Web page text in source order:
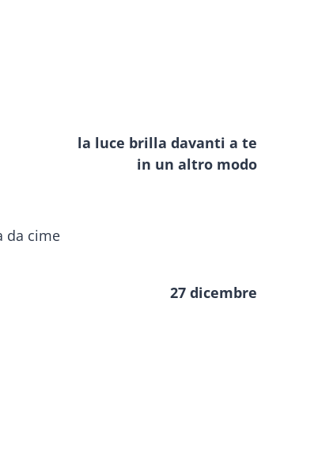
la luce brilla davanti a te
in un altro modo
27 dicembre